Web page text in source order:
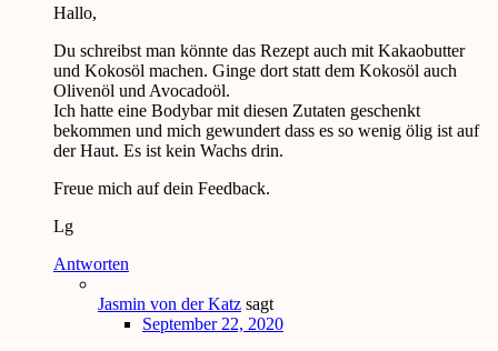
Hallo,
Du schreibst man könnte das Rezept auch mit Kakaobutter
und Kokosöl machen. Ginge dort statt dem Kokosöl auch
Olivenöl und Avocadoöl.
Ich hatte eine Bodybar mit diesen Zutaten geschenkt
bekommen und mich gewundert dass es so wenig ölig ist auf
der Haut. Es ist kein Wachs drin.
Freue mich auf dein Feedback.
Lg
Antworten
Jasmin von der Katz sagt
September 22, 2020